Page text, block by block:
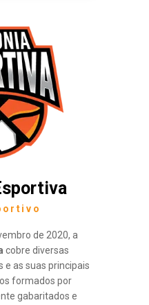
de 2020, a
cobre diversas
e as suas principais
formados por
gabaritados e